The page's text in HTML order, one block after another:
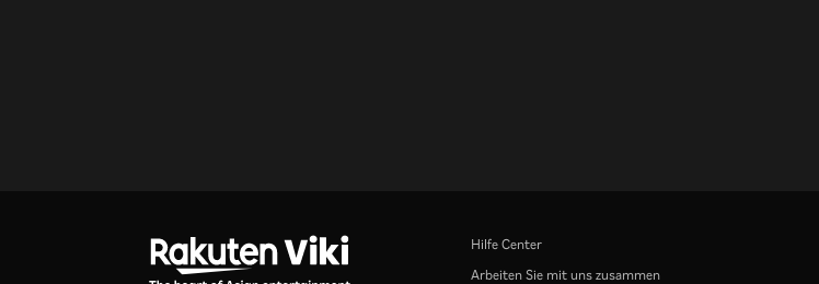
Hilfe Center
Arbeiten Sie mit uns zusammen